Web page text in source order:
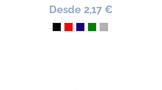
Desde 2,17 €
Negro
RojoAzul Oscuro
VerdePlata